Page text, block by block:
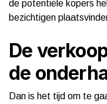
de potentiële kopers
bezichtigen
De
de
Dan is het tijd om te